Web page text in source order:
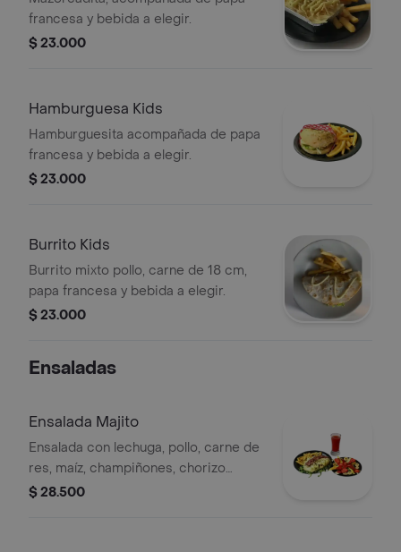
francesa y bebida a elegir.
$ 23.000
Hamburguesa Kids
Hamburguesita acompañada de papa
francesa y bebida a elegir.
$ 23.000
Burrito Kids
Burrito mixto pollo, carne de 18 cm,
papa francesa y bebida a elegir.
$ 23.000
Ensaladas
Ensalada Majito
Ensalada con lechuga, pollo, carne de
res, maíz, champiñones, chorizo
santarrosano y tocineta ahumada.
$ 28.500